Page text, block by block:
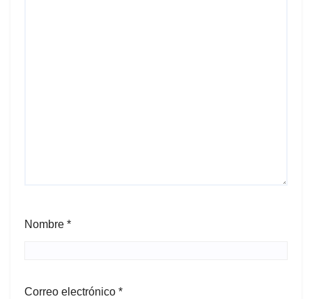
Nombre *
Correo electrónico *